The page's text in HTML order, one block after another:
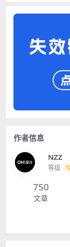
作者信息
NZZ
等级
750
文章